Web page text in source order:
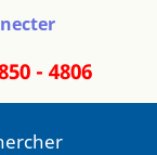
- 4806